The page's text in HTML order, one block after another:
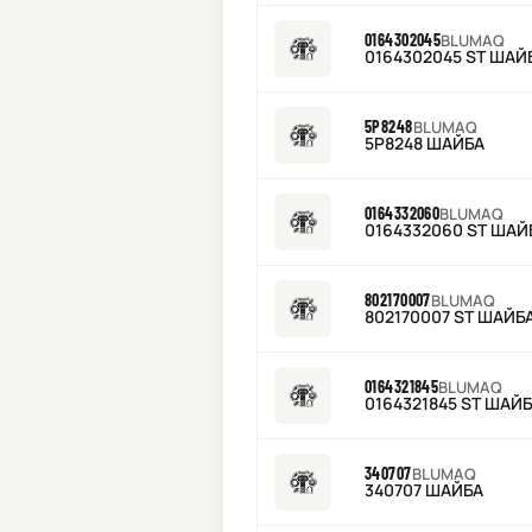
0164302045BLUMAQ
0164302045 ST
5P8248BLUMAQ
5P8248 ШАЙБА
0164332060BLUMAQ
0164332060 ST
802170007BLUMAQ
802170007 ST
0164321845BLUMAQ
0164321845 ST
340707BLUMAQ
340707 ШАЙБА